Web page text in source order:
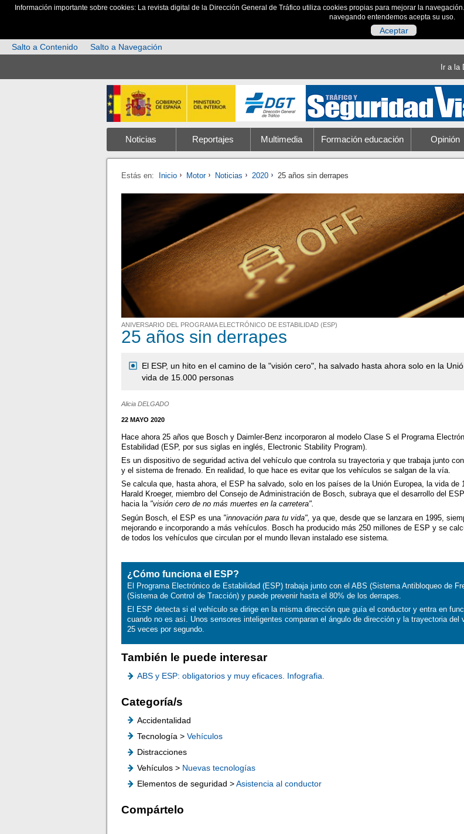
Información importante sobre cookies: La revista digital de la Dirección General de Tráfico utiliza cookies propias para mejorar la
navegando entendemos acepta su uso.
Aceptar
Salto a Contenido
Salto a Navegación
Ir a la
Noticias Reportajes Multimedia Formación educación Opinión
Estás en: Inicio Motor Noticias 2020 25 años sin derrapes
ANIVERSARIO DEL PROGRAMA ELECTRÓNICO DE ESTABILIDAD (ESP)
25 años sin derrapes
El ESP, un hito en el camino de la "visión cero", ha salvado hasta ahora solo en la
vida de 15.000 personas
Alicia DELGADO
22 MAYO 2020
Hace ahora 25 años que Bosch y Daimler-Benz incorporaron al modelo Clase S el Programa
Estabilidad (ESP, por sus siglas en inglés, Electronic Stability Program).
Es un dispositivo de seguridad activa del vehículo que controla su trayectoria y que trabaja junto
y el sistema de frenado. En realidad, lo que hace es evitar que los vehículos se salgan de la vía.
Se calcula que, hasta ahora, el ESP ha salvado, solo en los países de la Unión Europea, la vida de
Harald Kroeger, miembro del Consejo de Administración de Bosch, subraya que el desarrollo del
hacia la "visión cero de no más muertes en la carretera".
Según Bosch, el ESP es una "innovación para tu vida",ya que, desde que se lanzara en 1995,
mejorando e incorporando a más vehículos. Bosch ha producido más 250 millones de ESP y se
de todos los vehículos que circulan por el mundo llevan instalado ese sistema.
¿Cómo funciona el ESP?
El Programa Electrónico de Estabilidad (ESP) trabaja junto con el ABS (Sistema Antibloqueo de
(Sistema de Control de Tracción) y puede prevenir hasta el 80% de los derrapes.
El ESP detecta si el vehículo se dirige en la misma dirección que guía el conductor y entra en
cuando no es así. Unos sensores inteligentes comparan el ángulo de dirección y la trayectoria del
25 veces por segundo.
También le puede interesar
ABS y ESP: obligatorios y muy eficaces. Infografia.
Categoría/s
Accidentalidad
Tecnología >Vehículos
Distracciones
Vehículos > Nuevas tecnologías
Elementos de seguridad >Asistencia al conductor
Compártelo